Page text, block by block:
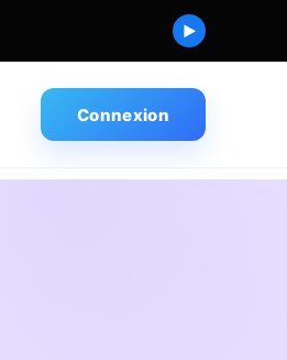
▶
Connexion